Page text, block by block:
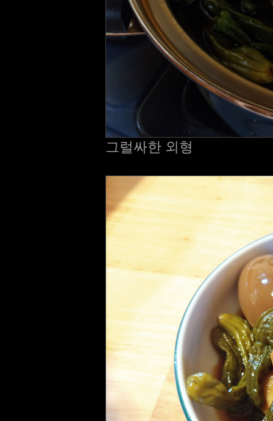
그럴싸한 외형